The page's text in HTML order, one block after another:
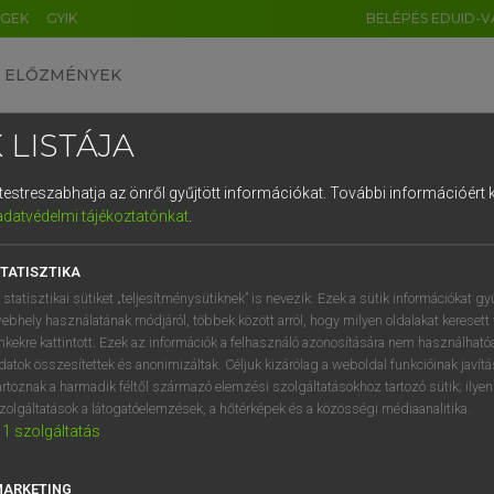
GYIK BELÉPÉS EDUID-
ELŐZMÉNYEK
uniós terminológiai szótár
VAN ELŐFIZETÉSED?
előfizetésem a teljes szócikk
NINCS ELŐFIZETÉSED?
LISTÁJA
az önről gyűjtött információkat. További információért
tájékoztatónkat.
statisztikai sütiket „teljesítménysütiknek” is nevezik. Ezek a sütik információkat
használatának módjáról, többek között arról, hogy milyen oldalakat keresett
kattintott. Ezek az információk a felhasználó azonosítására nem
összesítettek és anonimizáltak. Céljuk kizárólag a weboldal funkcióinak
a harmadik féltől származó elemzési szolgáltatásokhoz tartozó sütik;
a látogatóelemzések, a hőtérképek és a közösségi médiaanalitika.
1 szolgáltatás
DE CN FR ES IT NL
1 2 3 4 5 6 7 8 9
q w e r t z u i
a s d f g h j k l é
í y x c v b n m , .